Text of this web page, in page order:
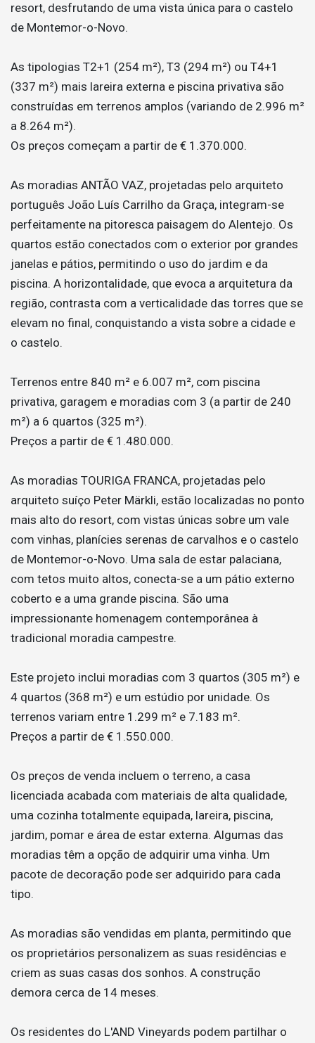
resort, desfrutando de uma vista única para o castelo
de Montemor-o-Novo.
As tipologias T2+1 (254 m²), T3 (294 m²) ou T4+1
(337 m²) mais lareira externa e piscina privativa são
construídas em terrenos amplos (variando de 2.996 m²
a 8.264 m²).
Os preços começam a partir de € 1.370.000.
As moradias ANTÃO VAZ, projetadas pelo arquiteto
português João Luís Carrilho da Graça, integram-se
perfeitamente na pitoresca paisagem do Alentejo. Os
quartos estão conectados com o exterior por grandes
janelas e pátios, permitindo o uso do jardim e da
piscina. A horizontalidade, que evoca a arquitetura da
região, contrasta com a verticalidade das torres que se
elevam no final, conquistando a vista sobre a cidade e
o castelo.
Terrenos entre 840 m² e 6.007 m², com piscina
privativa, garagem e moradias com 3 (a partir de 240
m²) a 6 quartos (325 m²).
Preços a partir de € 1.480.000.
As moradias TOURIGA FRANCA, projetadas pelo
arquiteto suíço Peter Märkli, estão localizadas no ponto
mais alto do resort, com vistas únicas sobre um vale
com vinhas, planícies serenas de carvalhos e o castelo
de Montemor-o-Novo. Uma sala de estar palaciana,
com tetos muito altos, conecta-se a um pátio externo
coberto e a uma grande piscina. São uma
impressionante homenagem contemporânea à
tradicional moradia campestre.
Este projeto inclui moradias com 3 quartos (305 m²) e
4 quartos (368 m²) e um estúdio por unidade. Os
terrenos variam entre 1.299 m² e 7.183 m².
Preços a partir de € 1.550.000.
Os preços de venda incluem o terreno, a casa
licenciada acabada com materiais de alta qualidade,
uma cozinha totalmente equipada, lareira, piscina,
jardim, pomar e área de estar externa. Algumas das
moradias têm a opção de adquirir uma vinha. Um
pacote de decoração pode ser adquirido para cada
tipo.
As moradias são vendidas em planta, permitindo que
os proprietários personalizem as suas residências e
criem as suas casas dos sonhos. A construção
demora cerca de 14 meses.
Os residentes do L'AND Vineyards podem partilhar o